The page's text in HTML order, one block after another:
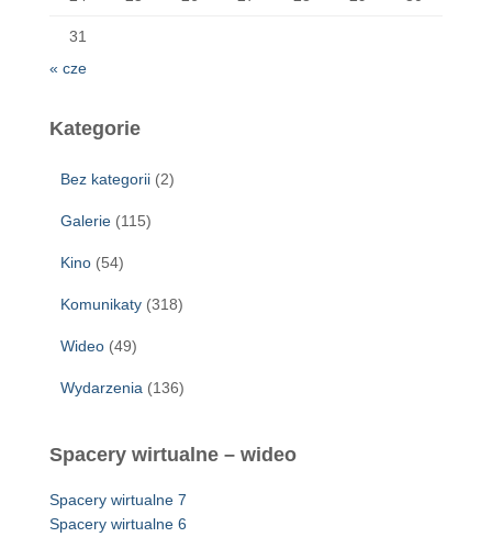
31
« cze
Kategorie
Bez kategorii (2)
Galerie (115)
Kino (54)
Komunikaty (318)
Wideo (49)
Wydarzenia (136)
Spacery wirtualne – wideo
Spacery wirtualne 7
Spacery wirtualne 6